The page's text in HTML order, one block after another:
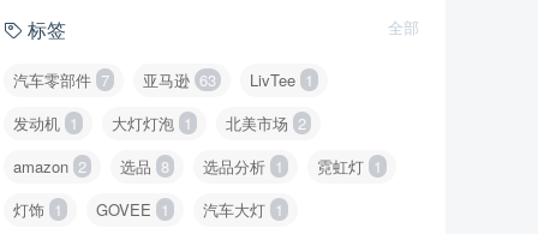
标签 全部
汽车零部件 7 亚马逊 63 LivTee 1
发动机 1 大灯灯泡 1 北美市场 2
amazon 2 选品 8 选品分析 1 霓虹灯 1
灯饰 1 GOVEE 1 汽车大灯 1